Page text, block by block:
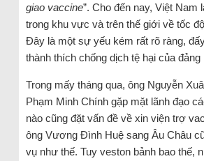
giao vaccine”. Cho đến nay, Việt Nam
trong khu vực và trên thế giới về tốc
Đây là một sự yếu kém rất rõ ràng,
thành thích chống dịch tệ hại của đảng
Trong mấy tháng qua, ông Nguyễn
Phạm Minh Chính gặp mặt lãnh đạo
nào cũng đặt vấn đề về xin viện trợ
ông Vương Đình Huệ sang Âu Châu
vụ như thế. Tuy veston bảnh bao thế,